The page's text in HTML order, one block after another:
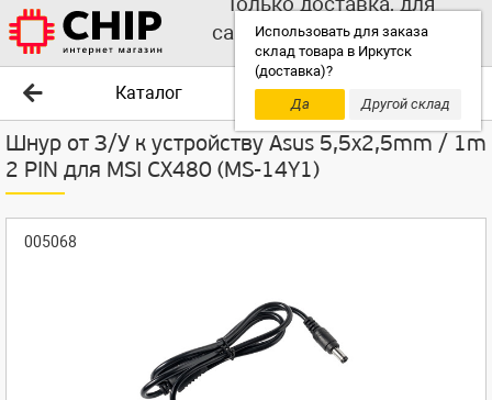
Использовать для заказа
склад товара в Иркутск
(доставка)?
Да
Другой склад
самовывоза выбирайте
другой склад!
Каталог
Шнур от З/У к устройству Asus 5,5x2,5mm / 1m
2 PIN для MSI CX480 (MS-14Y1)
005068